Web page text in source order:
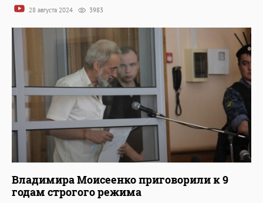
28 августа 2024 3983
Владимира Моисеенко приговорили к 9
годам строгого режима